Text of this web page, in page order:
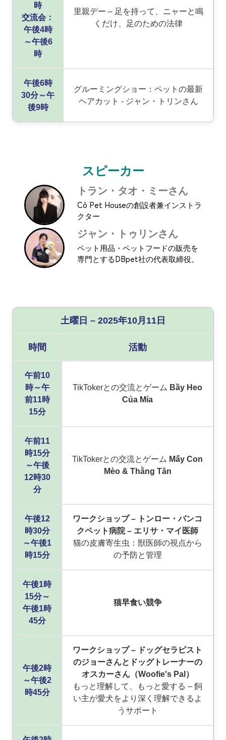
時
交流会：
午後4時
～午後6
時
里親デー – 足を持って、ニャーと鳴
くだけ、足のための法律
午後6時
30分～午
後9時
グルーミングショー：ペットの最新
ヘアカット - ジャン・トリンさん
スピーカー
トラン・タオ・ミーさん
Cỏ Pet Houseの創設者兼インストラ
クター
ジャン・トゥリンさん
ペット用品・ペットフードの販売を
専門とするDBpet社の代表取締役。
土曜日 – 2025年10月11日
時間 活動
午前10
時～午
前11時
15分
TikTokerとの交流とゲーム Bầy Heo
Của Mía
午前11
時15分
～午後
12時30
分
TikTokerとの交流とゲーム Mấy Con
Mèo & Thằng Tân
午後12
時30分
～午後1
時15分
ワークショップ – トンロー・バンコ
クペット病院 – エリサ・マイ医師
猫の皮膚寄生虫：獣医師の視点から
の予防と管理
午後1時
15分～
午後1時
45分
猫早食い競争
午後2時
～午後2
時45分
ワークショップ – ドッグセラピスト
のジョーさんとドッグトレーナーの
オスカーさん（Woofie's Pal）
もっと理解して、もっと愛する – 飼
い主が愛犬をより深く理解できるよ
うサポート